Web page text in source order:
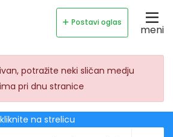
Postavi oglas
meni
potražite neki sličan medju
pri dnu stranice
na strelicu